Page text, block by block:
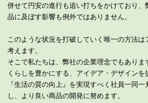
併せて円安の進⾏も追い打ちをかけており、
品に及ぼす影響も例外ではありません。
このような状況を打破していく唯⼀の⽅法は
考えます。
そこで私たちは、弊社の企業理念でもありま
くらしを豊かにする、アイデア・デザインを
『⽣活の質の向上』を実現すべく社員⼀同
し、より良い商品の開発に努めます。